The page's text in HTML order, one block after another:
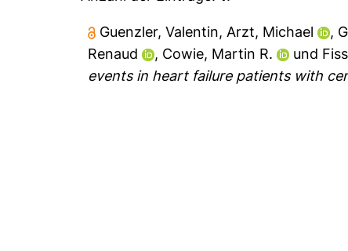
Guenzler, Valentin, Arzt, Michael ,
Renaud
, Cowie, Martin R. und
events in heart failure patients with